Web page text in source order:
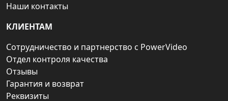
Наши контакты
КЛИЕНТАМ
Сотрудничество и партнерство с PowerVideo
Отдел контроля качества
Отзывы
Гарантия и возврат
Реквизиты